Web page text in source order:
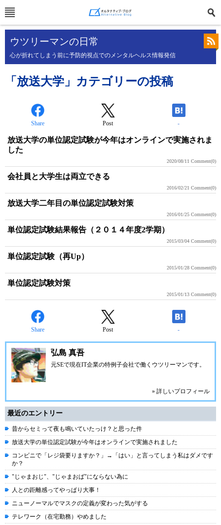
ウツリーマンの日常
心が折れてしまう前に予防的視点でのメンタルヘルス情報発信
「放送大学」カテゴリーの投稿
Share Post -
放送大学の単位認定試験が今年はオンラインで実施されま
した
2020/08/11 Comment(0)
会社員と大学生は両立できる
2016/02/21 Comment(0)
放送大学二年目の単位認定試験対策
2016/01/25 Comment(0)
単位認定試験結果報告（２０１４年度2学期）
2015/03/04 Comment(0)
単位認定試験（再Up）
2015/01/28 Comment(0)
単位認定試験対策
2015/01/13 Comment(0)
Share Post -
弘島 真吾
元SEで現在IT企業の特例子会社で働くウツリーマンです。
» 詳しいプロフィール
最近のエントリー
昔からセミって夜も鳴いていたっけ？と思った件
放送大学の単位認定試験が今年はオンラインで実施されました
コンビニで「レジ袋要りますか？」→「はい」と言ってしまう私はダメです
か？
"じゃまおじ"、"じゃまおば"にならない為に
人との距離感ってやっぱり大事！
ニューノーマルでマスクの定義が変わった気がする
テレワーク（在宅勤務）やめました